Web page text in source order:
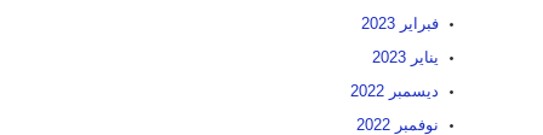
فبراير 2023
يناير 2023
ديسمبر 2022
نوفمبر 2022